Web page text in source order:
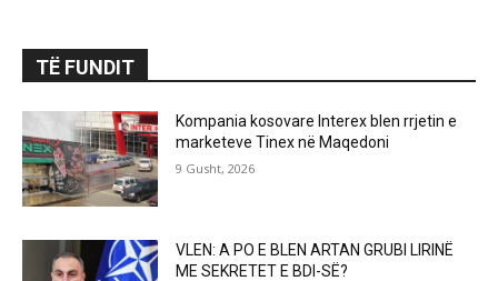
TË FUNDIT
Kompania kosovare Interex blen rrjetin e
marketeve Tinex në Maqedoni
9 Gusht, 2026
VLEN: A PO E BLEN ARTAN GRUBI LIRINË
ME SEKRETET E BDI-SË?